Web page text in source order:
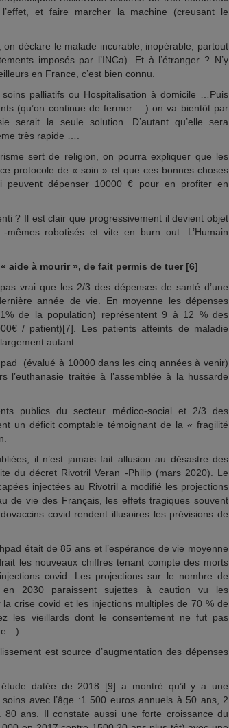
et faire marcher la machine (creusant le
déclare le malade incurable, inopérable, partout
imposés par l’INCa). Et à l’étranger ? N’y
en France, c’est bien connu.
palliatifs ou Hospitalisation à domicile …Puis
(qu’on continue de fermer .. ) on va bientôt par
serait la seule solution. D’autant qu’elle sera
très rapide ….
sert de religion, on pourra expliquer que les
protocole de « soin » et que ces bonnes choses
peuvent dépenser 10000 € pour en profiter en
? Il est clair que progressivement il devient objet
robotisés et vite en burn out. L’Humain
aide à mourir », de fait permis de tuer [6]
vrai que les 2/3 des dépenses de santé d’une
année de vie. En moyenne les dépenses
de la population) représentent 9 à 12 % des
/ patient)[7]. Les patients atteints de maladie
autant.
(évalué à 10000 dans les cinq années à venir)
l’euthanasie traitée à l’assemblée à la hussarde
publics du secteur médico-social et 2/3 des
un déficit comptable témoignant de la « fragilité
il n’est jamais fait allusion au désastre des
du décret Rivotril Veran -Philip (mars 2020). Le
injectées au Rivotril a modifié les projections
de vie des Français, les effets tragiques souvent
covid rendent illusoires les prévisions de
était de 85 ans et l’espérance de vie moyenne
les nouveaux chiffres tenant compte des morts
covid. Les projections sur le nombre de
2030 paraissent sujettes à caution vu les
crise covid et les injections multiples de 70 % de
les vieillards dont le consentement ne fut pas
est source d’augmentation des dépenses
datée de 2018 [9] a montré qu’il y a une
avec l’âge :1 500 euros annuels à 50 ans, 2
ans. Il constate aussi une forte croissance du